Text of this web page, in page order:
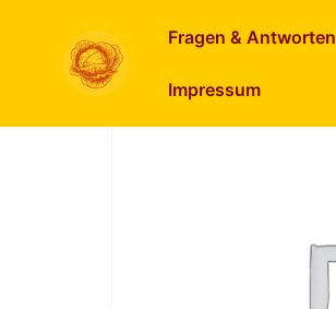
Fragen & Antworten
Impressum